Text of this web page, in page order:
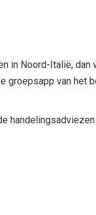
in Noord-Italië, dan
groepsapp van het